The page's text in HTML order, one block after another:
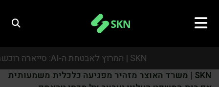
SKN | המרוץ לאבטחת ה-AI: סייארה רוכשת את אואזיס סקיוריטי בעסקת ענק של כמיליארד דולר
SKN | משרד האוצר מזהיר מפגיעה כלכלית משמעותית